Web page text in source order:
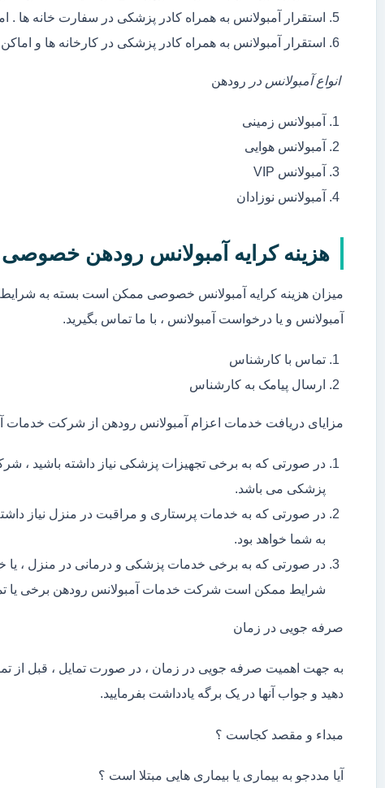
استقرار آمبولانس به همراه کادر پزشکی در سفارت خانه ها
استقرار آمبولانس به همراه کادر پزشکی در کارخانه ها و
انواع آمبولانس در رودهن
آمبولانس زمینی
آمبولانس هوایی
آمبولانس VIP
آمبولانس نوزادان
هزینه کرایه آمبولانس رودهن
میزان هزینه کرایه آمبولانس خصوصی ممکن است بسته به
آمبولانس و یا درخواست آمبولانس ، با ما تماس بگیرید.
تماس با کارشناس
ارسال پیامک به کارشناس
مزایای دریافت خدمات اعزام آمبولانس رودهن از شرکت خدمات
در صورتی که به برخی تجهیزات پزشکی نیاز داشته باشید ،
پزشکی می باشد.
در صورتی که به خدمات پرستاری و مراقبت در منزل نیاز
به شما خواهد بود.
در صورتی که به برخی خدمات پزشکی و درمانی در منزل ، یا
شرایط ممکن است شرکت خدمات آمبولانس رودهن برخی یا
صرفه جویی در زمان
به جهت اهمیت صرفه جویی در زمان ، در صورت تمایل ، قبل
دهید و جواب آنها در یک برگه یادداشت بفرمایید.
مبداء و مقصد کجاست ؟
آیا مددجو به بیماری یا بیماری هایی مبتلا است ؟